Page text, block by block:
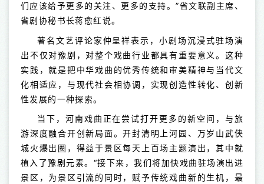
们应该给予更多的关注、更多的支持。”省文联副主席、
省剧协秘书长蒋愈红说。
著名文艺评论家仲呈祥表示，小剧场沉浸式驻场演
出不仅对豫剧，对整个戏曲行业都具有重要意义。这种
实践，就是把中华戏曲的优秀传统和审美精神与当代文
化相适应，与现代社会相协调，实现创造性转化、创新
性发展的一种探索。
当下，河南戏曲正在尝试打开更多的新空间，与旅
游深度融合开创新局面。开封清明上河园、万岁山武侠
城火爆出圈，得益于景区每天上百场主题演出，其中就
植入了豫剧元素。“接下来，我们将加快戏曲驻场演出进
景区，为景区引流的同时，赋予传统戏曲新的生机，最